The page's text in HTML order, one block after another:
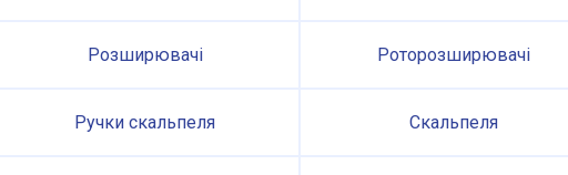
Розширювачі Роторозширювачі
Ручки скальпеля Скальпеля